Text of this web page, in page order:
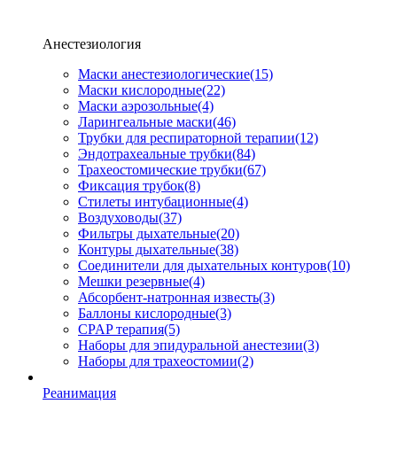
Анестезиология
Маски анестезиологические(15)
Маски кислородные(22)
Маски аэрозольные(4)
Ларингеальные маски(46)
Трубки для респираторной терапии(12)
Эндотрахеальные трубки(84)
Трахеостомические трубки(67)
Фиксация трубок(8)
Стилеты интубационные(4)
Воздуховоды(37)
Фильтры дыхательные(20)
Контуры дыхательные(38)
Соединители для дыхательных контуров(10)
Мешки резервные(4)
Абсорбент-натронная известь(3)
Баллоны кислородные(3)
CPAP терапия(5)
Наборы для эпидуральной анестезии(3)
Наборы для трахеостомии(2)
Реанимация